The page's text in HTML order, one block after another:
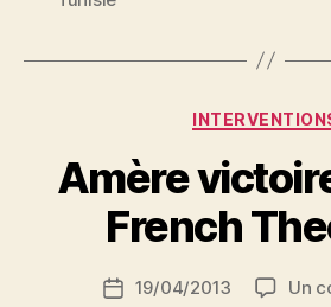
Amère
French
Auteur
N
d
b
i
Date19/04/2013 Un